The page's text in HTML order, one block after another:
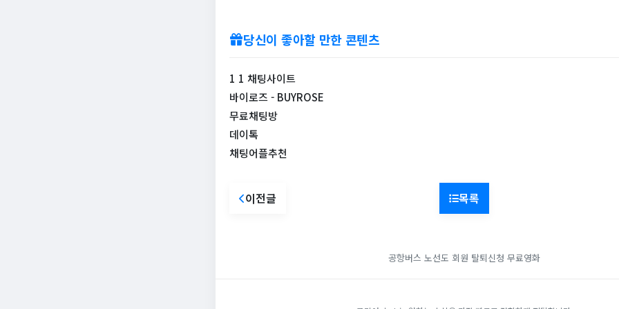
당신이 좋아할 만한 콘텐츠
1 1 채팅사이트
바이로즈 - BUYROSE
무료채팅방
데이톡
채팅어플추천
이전글 목록
공항버스 노선도 회원 탈퇴신청 무료영화